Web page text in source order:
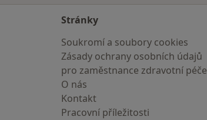
Stránky
Soukromí a soubory cookies
Zásady ochrany osobních údajů
pro zaměstnance zdravotní péče
O nás
Kontakt
Pracovní příležitosti